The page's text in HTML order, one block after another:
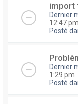
import
Dernier
12:47 pm
Posté
Dernier
1:29 pm
Posté